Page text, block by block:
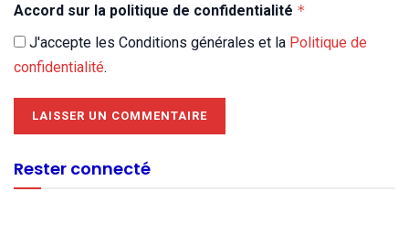
Accord sur la politique de confidentialité *
J'accepte les Conditions générales et la Politique de
confidentialité.
Rester connecté